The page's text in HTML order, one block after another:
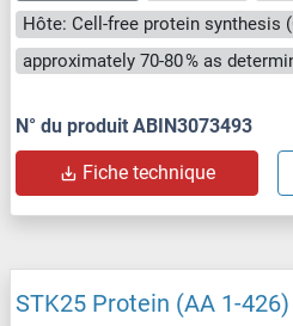
Hôte: Cell-free protein synthesis
N° du produit ABIN3073493
Fiche technique
STK25 Protein (AA 1-